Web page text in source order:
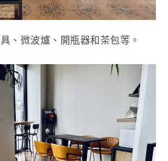
、微波爐、開瓶器和茶包等。